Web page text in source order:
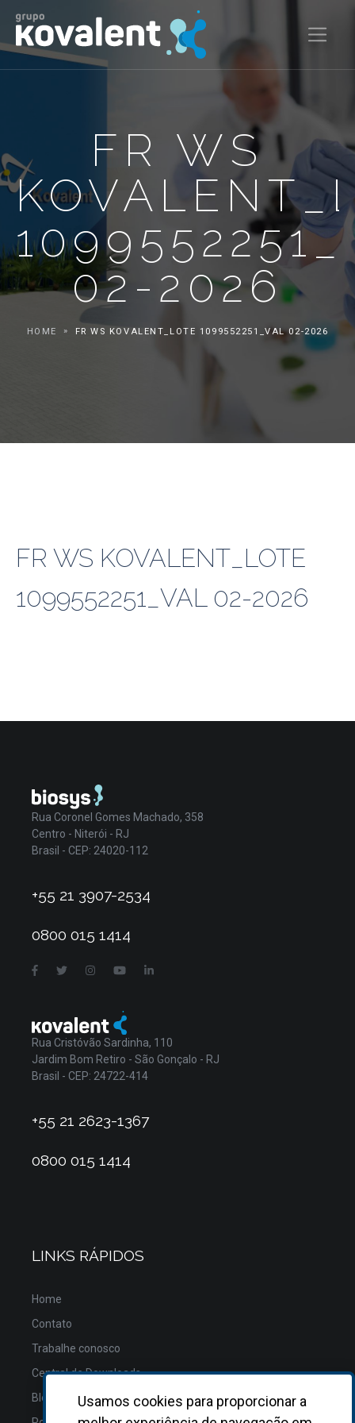
FR WS
02-2026
HOME FR WS KOVALENT_LOTE 1099552251_VAL 02-2026
FR WS KOVALENT_LOTE
1099552251_VAL 02-2026
Rua Coronel Gomes Machado, 358
Centro - Niterói - RJ
Brasil - CEP: 24020-112
+55 21 3907-2534
0800 015 1414
Rua Cristóvão Sardinha, 110
Jardim Bom Retiro - São Gonçalo - RJ
Brasil - CEP: 24722-414
+55 21 2623-1367
0800 015 1414
LINKS RÁPIDOS
Home
Contato
Trabalhe conosco
Central de Downloads
Blog
Usamos cookies para proporcionar a